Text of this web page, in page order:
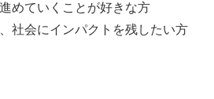
めていくことが好きな方
社会にインパクトを残したい方